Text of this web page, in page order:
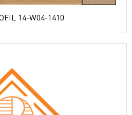
14-W04-1410